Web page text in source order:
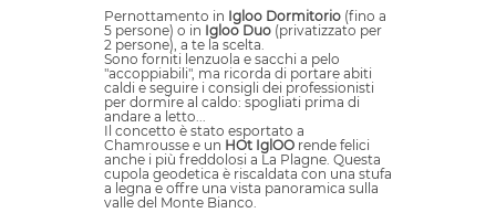
Pernottamento in Igloo Dormitorio (fino a
5 persone) o in Igloo Duo (privatizzato per
2 persone), a te la scelta.
Sono forniti lenzuola e sacchi a pelo
"accoppiabili", ma ricorda di portare abiti
caldi e seguire i consigli dei professionisti
per dormire al caldo: spogliati prima di
andare a letto...
Il concetto è stato esportato a
Chamrousse e un HOt IglOO rende felici
anche i più freddolosi a La Plagne. Questa
cupola geodetica è riscaldata con una stufa
a legna e offre una vista panoramica sulla
valle del Monte Bianco.